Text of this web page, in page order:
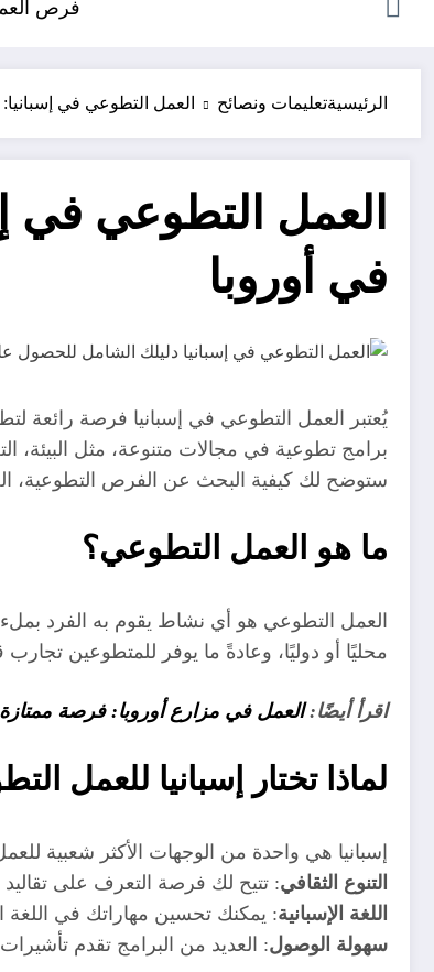
فرص
الرئيسيةتعليمات ونصائح العمل التطوعي في
العمل التطوعي
في أوروبا
يُعتبر العمل التطوعي في إسبانيا فرصة رائعة
برامج تطوعية في مجالات متنوعة، مثل البيئة،
ستوضح لك كيفية البحث عن الفرص التطوعية،
ما هو العمل التطوعي؟
العمل التطوعي هو أي نشاط يقوم به الفرد
محليًا أو دوليًا، وعادةً ما يوفر للمتطوعين
اقرأ أيضًا:العمل في مزارع أوروبا: فرصة ممتازة
لماذا تختار إسبانيا للعمل
إسبانيا هي واحدة من الوجهات الأكثر شعبية
التنوع الثقافي: تتيح لك فرصة التعرف على
اللغة الإسبانية: يمكنك تحسين مهاراتك في اللغة
سهولة الوصول: العديد من البرامج تقدم